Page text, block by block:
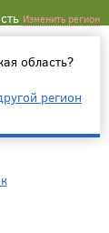
Изменить регион
область?
регион